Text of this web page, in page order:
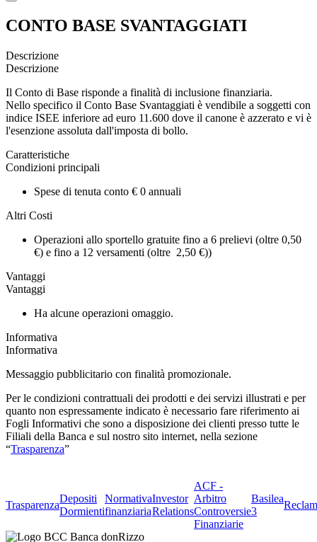
CONTO BASE SVANTAGGIATI
Descrizione
Descrizione
Il Conto di Base risponde a finalità di inclusione finanziaria.
Nello specifico il Conto Base Svantaggiati è vendibile a soggetti con
indice ISEE inferiore ad euro 11.600 dove il canone è azzerato e vi è
l'esenzione assoluta dall'imposta di bollo.
Caratteristiche
Condizioni principali
Spese di tenuta conto € 0 annuali
Altri Costi
Operazioni allo sportello gratuite fino a 6 prelievi (oltre 0,50
€) e fino a 12 versamenti (oltre 2,50 €))
Vantaggi
Vantaggi
Ha alcune operazioni omaggio.
Informativa
Informativa
Messaggio pubblicitario con finalità promozionale.
Per le condizioni contrattuali dei prodotti e dei servizi illustrati e per
quanto non espressamente indicato è necessario fare riferimento ai
Fogli Informativi che sono a disposizione dei clienti presso tutte le
Filiali della Banca e sul nostro sito internet, nella sezione
“Trasparenza”
Trasparenza
Depositi
Dormienti
Normativa
finanziaria
Investor
Relations
ACF -
Arbitro
Controversie
Finanziarie
Basilea
3